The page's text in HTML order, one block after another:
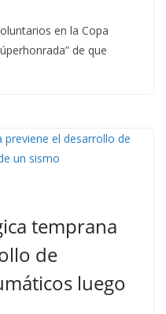
en la Copa
de que
temprana
de
luego